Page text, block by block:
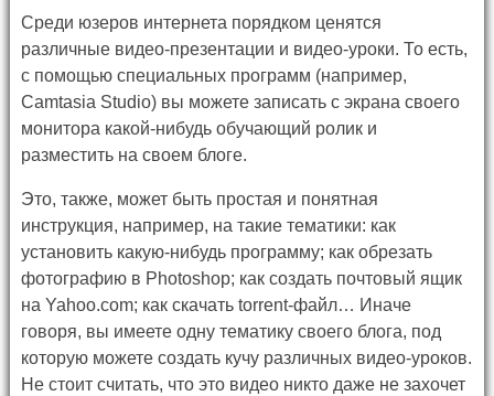
Среди юзеров интернета порядком ценятся
различные видео-презентации и видео-уроки. То есть,
с помощью специальных программ (например,
Camtasia Studio) вы можете записать с экрана своего
монитора какой-нибудь обучающий ролик и
разместить на своем блоге.
Это, также, может быть простая и понятная
инструкция, например, на такие тематики: как
установить какую-нибудь программу; как обрезать
фотографию в Photoshop; как создать почтовый ящик
на Yahoo.com; как скачать torrent-файл… Иначе
говоря, вы имеете одну тематику своего блога, под
которую можете создать кучу различных видео-уроков.
Не стоит считать, что это видео никто даже не захочет